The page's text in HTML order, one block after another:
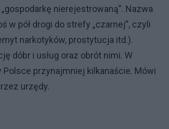
nierejestrowaną”. Nazwa
w pół drogi do strefy „czarnej”, czyli
narkotyków, prostytucja itd.).
dóbr i usług oraz obrót nimi. W
Polsce przynajmniej kilkanaście. Mówi
urzędy.